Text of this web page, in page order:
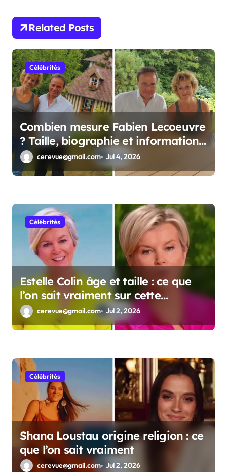
n
Related Posts
Célébrités
Combien mesure Fabien Lecoeuvre
? Taille, biographie et informations
complètes
cerevue@gmail.com Jul 4, 2026
Célébrités
Estelle Colin âge et taille : ce que
l’on sait vraiment sur cette
personnalité
cerevue@gmail.com Jul 2, 2026
Célébrités
Shana Loustau origine religion : ce
que l’on sait vraiment
cerevue@gmail.com Jul 2, 2026